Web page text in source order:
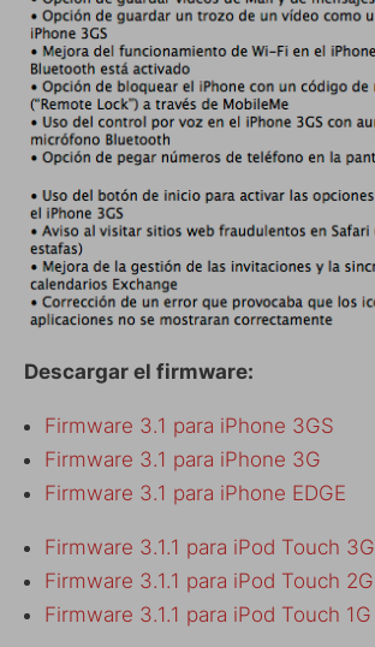
Descargar el firmware:
Firmware 3.1 para iPhone 3GS
Firmware 3.1 para iPhone 3G
Firmware 3.1 para iPhone EDGE
Firmware 3.1.1 para iPod Touch 3G
Firmware 3.1.1 para iPod Touch 2G
Firmware 3.1.1 para iPod Touch 1G